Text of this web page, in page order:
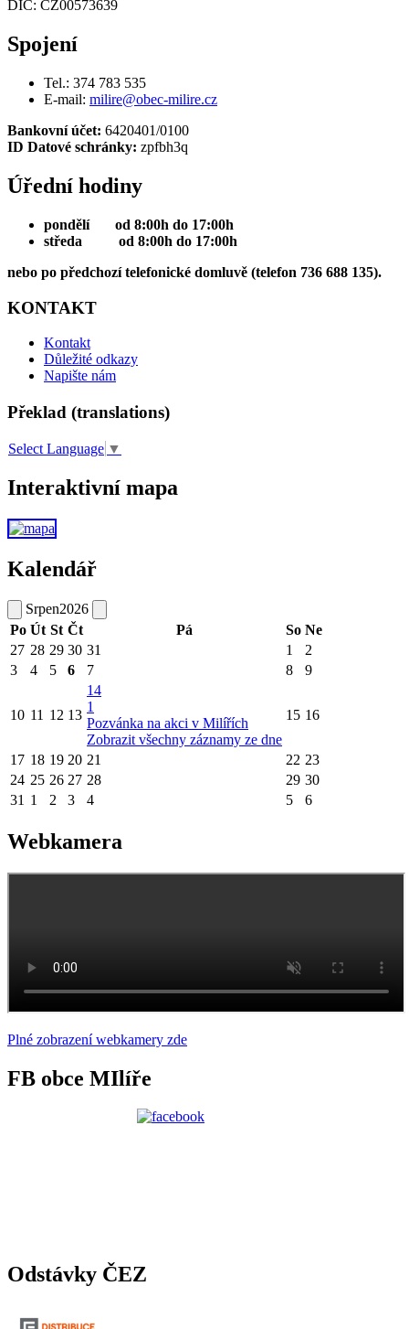
DIČ: CZ00573639
Spojení
Tel.: 374 783 535
E-mail: milire@obec-milire.cz
Bankovní účet: 6420401/0100
ID Datové schránky: zpfbh3q
Úřední hodiny
pondělí od 8:00h do 17:00h
středa od 8:00h do 17:00h
nebo po předchozí telefonické domluvě (telefon 736 688 135).
KONTAKT
Kontakt
Důležité odkazy
Napište nám
Překlad (translations)
Select Language ▼
Interaktivní mapa
Kalendář
Srpen2026
Po Út St Čt Pá So Ne
27 28 29 30 31 1
2
3
4 5 6 7 8 9
10 11 12 13
14
1
Pozvánka na akci v Milířích
Zobrazit všechny záznamy ze dne
15 16
17 18 19 20 21 22 23
24 25 26 27 28 29 30
31 1 2 3 4 5 6
Webkamera
Plné zobrazení webkamery zde
FB obce MIlíře
Odstávky ČEZ